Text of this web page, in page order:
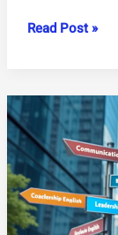
Développement
sélection
des
meilleures
agences
spécialisées
Read Post »